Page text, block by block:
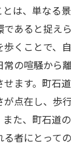
は、単なる
あると捉え
くことで、
の喧騒から
ます。町石
点在し、歩
た、町石道
者にとって